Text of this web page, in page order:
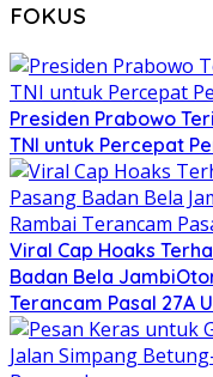
FOKUS
Presiden Prabowo
TNI untuk Percepat
Viral Cap Hoaks
Badan Bela
Terancam Pasal 27A